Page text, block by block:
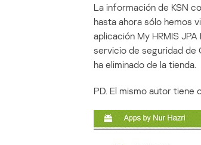
La información de KSN
hasta ahora sólo hemos
aplicación My HRMIS
servicio de seguridad de
ha eliminado de la tienda.
PD. El mismo autor tiene